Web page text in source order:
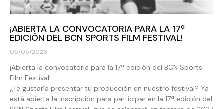
¡ABIERTA LA CONVOCATORIA PARA LA 17ª
EDICIÓN DEL BCN SPORTS FILM FESTIVAL!
05/05/2026
¡Abierta la convocatoria para la 17ª edición del BCN Sports
Film Festival!
¿Te gustaría presentar tu producción en nuestro festival? Ya
está abierta la inscripción para participar en la 17ª edición del